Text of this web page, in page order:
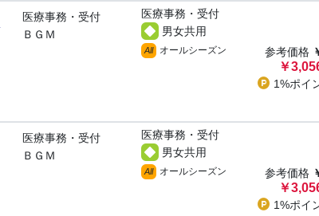
医療事務・受付
ＢＧＭ
医療事務・受付
男女共用
All オールシーズン 参考価格
￥
1%ポイ
医療事務・受付
ＢＧＭ
医療事務・受付
男女共用
All オールシーズン 参考価格
￥
1%ポイ